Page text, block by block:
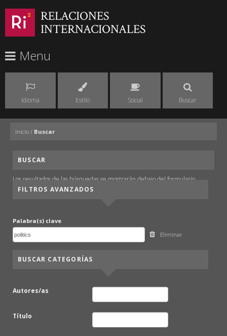
RELACIONES
INTERNACIONALES
Menu
Idioma Estilo Social Buscar
Inicio / Buscar
BUSCAR
Los resultados de las búsquedas se mostrarán debajo del formulario.
FILTROS AVANZADOS
Palabra(s) clave
Eliminar
BUSCAR CATEGORÍAS
Autores/as
Título